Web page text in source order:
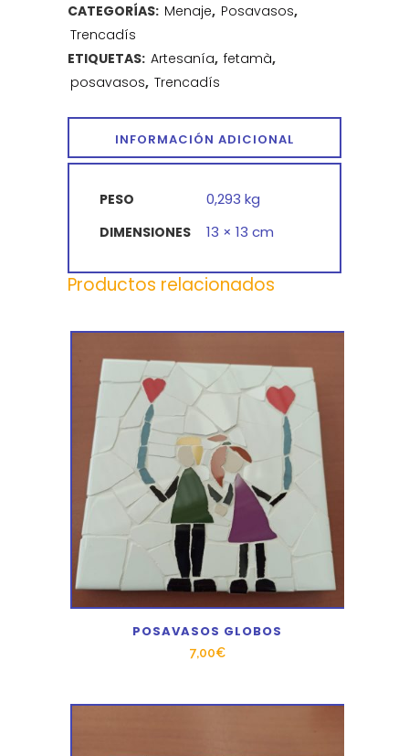
CATEGORÍAS: Menaje, Posavasos,
Trencadís
ETIQUETAS: Artesanía, fetamà,
posavasos, Trencadís
INFORMACIÓN ADICIONAL
PESO 0,293 kg
DIMENSIONES 13 × 13 cm
Productos relacionados
POSAVASOS GLOBOS
7,00€